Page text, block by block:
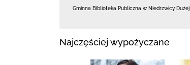
Gminna Biblioteka Publiczna w Niedrzwicy Dużej
Najczęściej wypożyczane